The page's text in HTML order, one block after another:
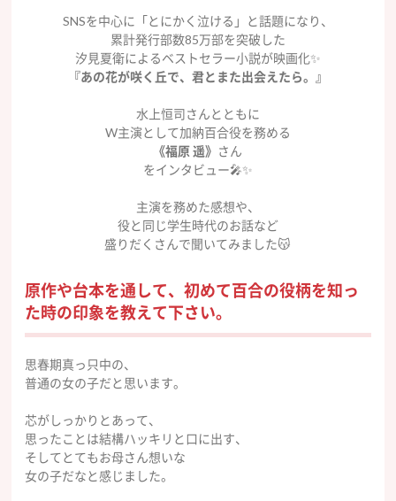
SNSを中心に「とにかく泣ける」と話題になり、
累計発行部数85万部を突破した
汐見夏衛によるベストセラー小説が映画化✨
『あの花が咲く丘で、君とまた出会えたら。 』
水上恒司さんとともに
W主演として加納百合役を務める
《福原 遥》 さん
をインタビュー🎤✨
主演を務めた感想や、
役と同じ学生時代のお話など
盛りだくさんで聞いてみました😽
原作や台本を通して、初めて百合の役柄を知っ
た時の印象を教えて下さい。
思春期真っ只中の、
普通の女の子だと思います。
芯がしっかりとあって、
思ったことは結構ハッキリと口に出す、
そしてとてもお母さん想いな
女の子だなと感じました。